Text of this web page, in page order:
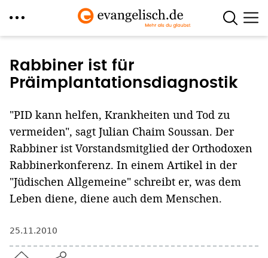
zum
Inhalt
Rabbiner ist für
Präimplantationsdiagnostik
"PID kann helfen, Krankheiten und Tod zu
vermeiden", sagt Julian Chaim Soussan. Der
Rabbiner ist Vorstandsmitglied der Orthodoxen
Rabbinerkonferenz. In einem Artikel in der
"Jüdischen Allgemeine" schreibt er, was dem
Leben diene, diene auch dem Menschen.
25.11.2010